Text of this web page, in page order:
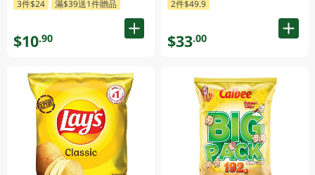
3件$24 滿$39送1件贈品
$10.90
2件$49.9
$33.00